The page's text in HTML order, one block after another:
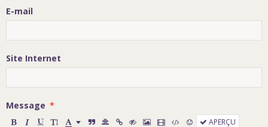
E-mail
Site Internet
Message
APERÇU